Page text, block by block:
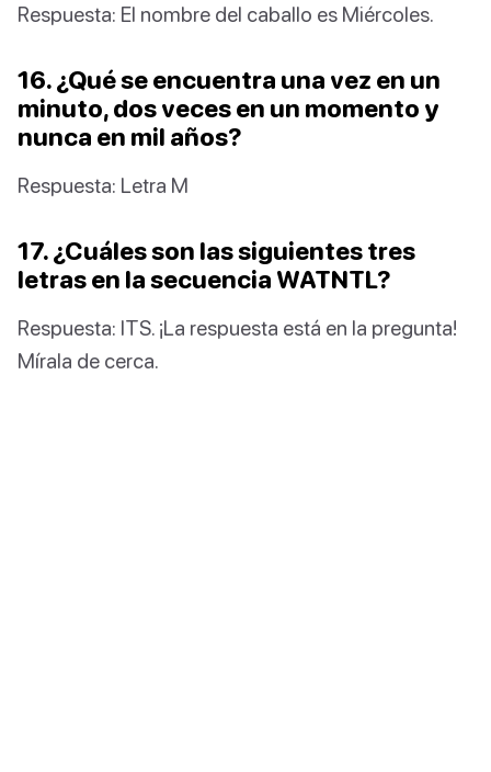
Respuesta: El nombre del caballo es Miércoles.
16. ¿Qué se encuentra una vez en un
minuto, dos veces en un momento y
nunca en mil años?
Respuesta: Letra M
17. ¿Cuáles son las siguientes tres
letras en la secuencia WATNTL?
Respuesta: ITS. ¡La respuesta está en la pregunta!
Mírala de cerca.